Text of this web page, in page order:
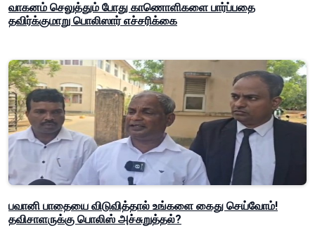
வாகனம் செலுத்தும் போது காணொளிகளை பார்ப்பதை
தவிர்க்குமாறு பொலிஸார் எச்சரிக்கை
பவானி பாதையை விடுவித்தால் உங்களை கைது செய்வோம்!
தவிசாளருக்கு பொலிஸ் அச்சுறுத்தல்?